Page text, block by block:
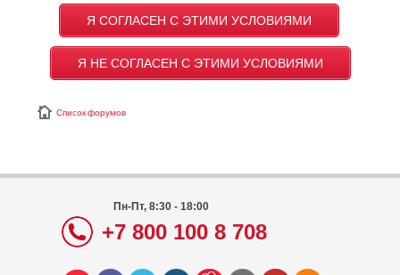
Список форумов
Пн-Пт, 8:30 - 18:00
+7 800 100 8 708